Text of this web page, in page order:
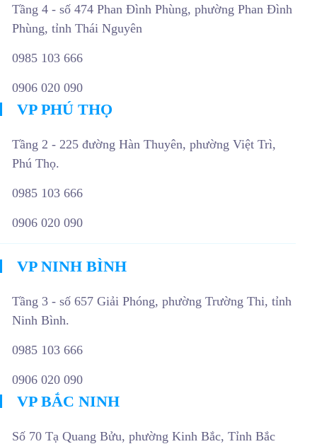
Tầng 4 - số 474 Phan Đình Phùng, phường Phan Đình
Phùng, tỉnh Thái Nguyên
0985 103 666
0906 020 090
VP PHÚ THỌ
Tầng 2 - 225 đường Hàn Thuyên, phường Việt Trì,
Phú Thọ.
0985 103 666
0906 020 090
VP NINH BÌNH
Tầng 3 - số 657 Giải Phóng, phường Trường Thi, tỉnh
Ninh Bình.
0985 103 666
0906 020 090
VP BẮC NINH
Số 70 Tạ Quang Bửu, phường Kinh Bắc, Tỉnh Bắc